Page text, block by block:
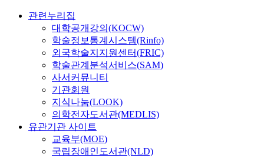
관련누리집
대학공개강의(KOCW)
학술정보통계시스템(Rinfo)
외국학술지지원센터(FRIC)
학술관계분석서비스(SAM)
사서커뮤니티
기관회원
지식나눔(LOOK)
의학전자도서관(MEDLIS)
유관기관 사이트
교육부(MOE)
국립장애인도서관(NLD)